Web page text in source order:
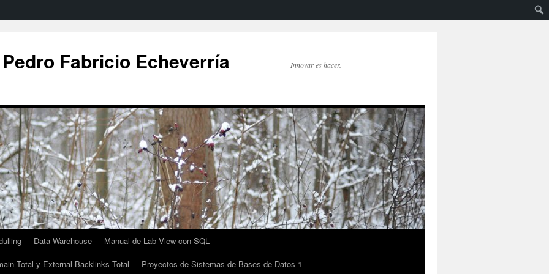
Fabricio Echeverría
Innovar es hacer.
Data Warehouse
Manual de Lab View con SQL
Total y External Backlinks Total
Proyectos de Sistemas de Bases de Datos 1